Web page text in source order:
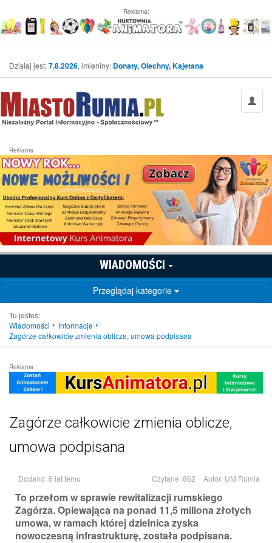
Reklama:
Dzisiaj jest:7.8.2026, imieniny: Donaty, Olechny, Kajetana
Reklama
WIADOMOŚCI
Przeglądaj kategorie
Tu jesteś:
Wiadomości
Informacje
Zagórze całkowicie zmienia oblicze, umowa podpisana
Reklama:
Zagórze całkowicie zmienia oblicze,
umowa podpisana
Dodano: 6 lat temu Czytane: 862 Autor: UM Rumia
To przełom w sprawie rewitalizacji rumskiego
Zagórza. Opiewająca na ponad 11,5 miliona złotych
umowa, w ramach której dzielnica zyska
nowoczesną infrastrukturę, została podpisana.